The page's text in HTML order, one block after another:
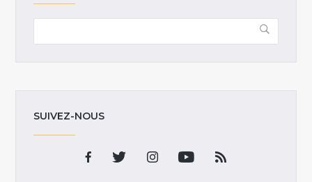
SUIVEZ-NOUS